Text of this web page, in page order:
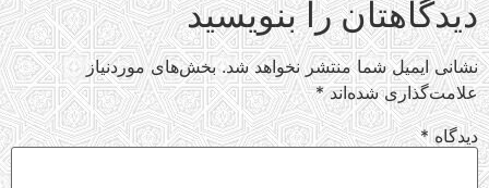
دیدگاهتان را بنویسید
نشانی ایمیل شما منتشر نخواهد شد. بخش‌های موردنیاز
علامت‌گذاری شده‌اند*
دیدگاه *